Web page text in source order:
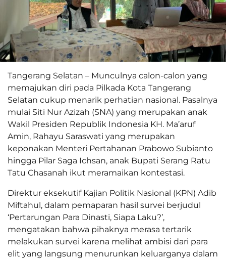
Tangerang Selatan – Munculnya calon-calon yang
memajukan diri pada Pilkada Kota Tangerang
Selatan cukup menarik perhatian nasional. Pasalnya
mulai Siti Nur Azizah (SNA) yang merupakan anak
Wakil Presiden Republik Indonesia KH. Ma’aruf
Amin, Rahayu Saraswati yang merupakan
keponakan Menteri Pertahanan Prabowo Subianto
hingga Pilar Saga Ichsan, anak Bupati Serang Ratu
Tatu Chasanah ikut meramaikan kontestasi.
Direktur eksekutif Kajian Politik Nasional (KPN) Adib
Miftahul, dalam pemaparan hasil survei berjudul
‘Pertarungan Para Dinasti, Siapa Laku?’,
mengatakan bahwa pihaknya merasa tertarik
melakukan survei karena melihat ambisi dari para
elit yang langsung menurunkan keluarganya dalam